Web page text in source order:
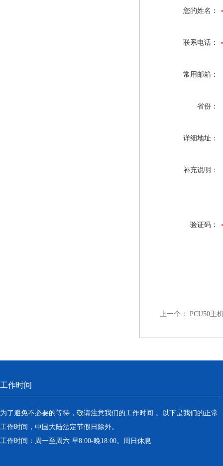
您的姓名：
联系电话：
常用邮箱：
省份：
详细地址：
补充说明：
验证码：
上一个： PCU50主
工作时间
为了避免不必要的等待，敬请注意我们的工作时间 。以下是我们的正常
工作时间，中国大陆法定节假日除外。
工作时间：周一至周六 早8:00-晚18:00。周日休息